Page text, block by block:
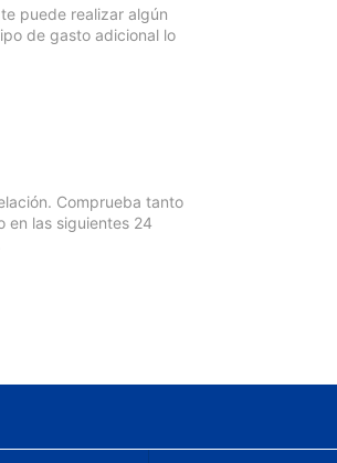
puede realizar algún
de gasto adicional lo
Comprueba tanto
en las siguientes 24